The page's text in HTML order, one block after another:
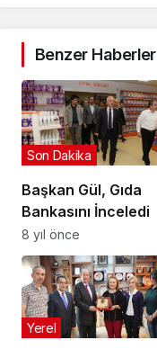
Benzer Haberler
Başkan Gül, Gıda
Bankasını İnceledi
Son Dakika
8 yıl önce
Yerel